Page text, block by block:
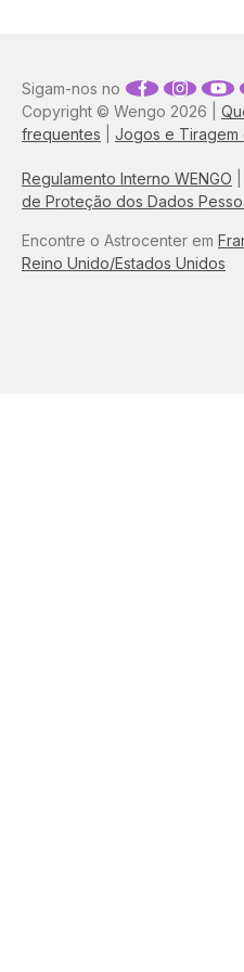
chaves
estes
libertar-
como a
consigo
atrair um
Copyright © Wengo 2026 |
frequentes
Jogos e Tiragem
Regulamento Interno WENGO
de Proteção dos Dados
Sigam-nos no
Encontre o Astrocenter em
Reino Unido/Estados Unidos